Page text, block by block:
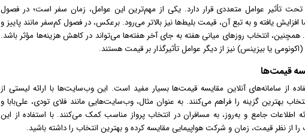
تأثیر عوامل متعددی قرار دارد. یکی از مهم‌ترین این عوامل، زمان سفر است؛ در فصول
افزایش یافته و به تبع آن، قیمت بلیط‌ها نیز بالاتر می‌رود. برعکس، در فصول کم‌سفر مانند پاییز و
همچنین، انتخاب روزهای میانی هفته به جای آخر هفته‌ها می‌تواند در کاهش هزینه‌ها مؤثر باشد.
یا بیزینس) نیز از دیگر عوامل تأثیرگذار بر قیمت هستند.
قیمت‌ها
از سامانه‌های آنلاین مقایسه قیمت‌ها بسیار مفید است. این وب‌سایت‌ها با ارائه لیستی از
بهترین گزینه را فراهم می‌کنند. به عنوان مثال، وب‌سایت‌هایی مانند فلای تودی، علی‌بابا و
اطلاعات جامع و به‌روز، به مسافران در انتخاب پرواز مناسب کمک می‌کنند. با استفاده از این
را از نظر قیمت، زمان و شرکت هواپیمایی مقایسه کرده و بهترین انتخاب را داشته باشید.